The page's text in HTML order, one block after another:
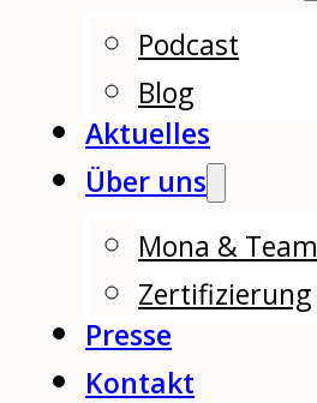
Podcast
Blog
Aktuelles
Über uns
Mona & Team
Zertifizierung
Presse
Kontakt